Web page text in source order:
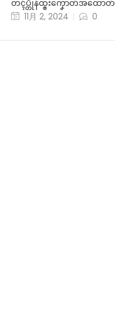
တၚ်ပ္တိုန်ထ္ၜးကၞောတ်အထောတ်
11月 2, 2024
0